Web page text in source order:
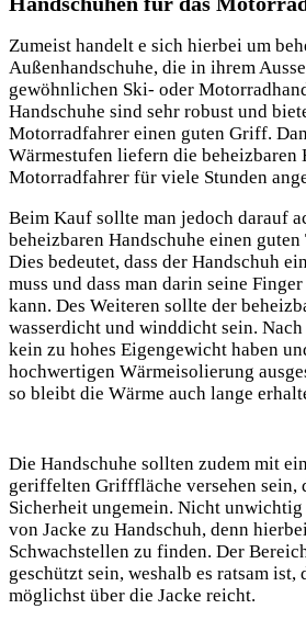
Zumeist handelt e sich hierbei um
Außenhandschuhe, die in ihrem
gewöhnlichen Ski- oder
Handschuhe sind sehr robust und
Motorradfahrer einen guten Griff.
Wärmestufen liefern die beheizbaren
Motorradfahrer für viele Stunden
Beim Kauf sollte man jedoch darauf
beheizbaren Handschuhe einen
Dies bedeutet, dass der Handschuh
muss und dass man darin seine
kann. Des Weiteren sollte der
wasserdicht und winddicht sein.
kein zu hohes Eigengewicht haben
hochwertigen Wärmeisolierung
so bleibt die Wärme auch lange
Die Handschuhe sollten zudem mit
geriffelten Grifffläche versehen sein,
Sicherheit ungemein. Nicht
von Jacke zu Handschuh, denn
Schwachstellen zu finden. Der
geschützt sein, weshalb es ratsam ist,
möglichst über die Jacke reicht.